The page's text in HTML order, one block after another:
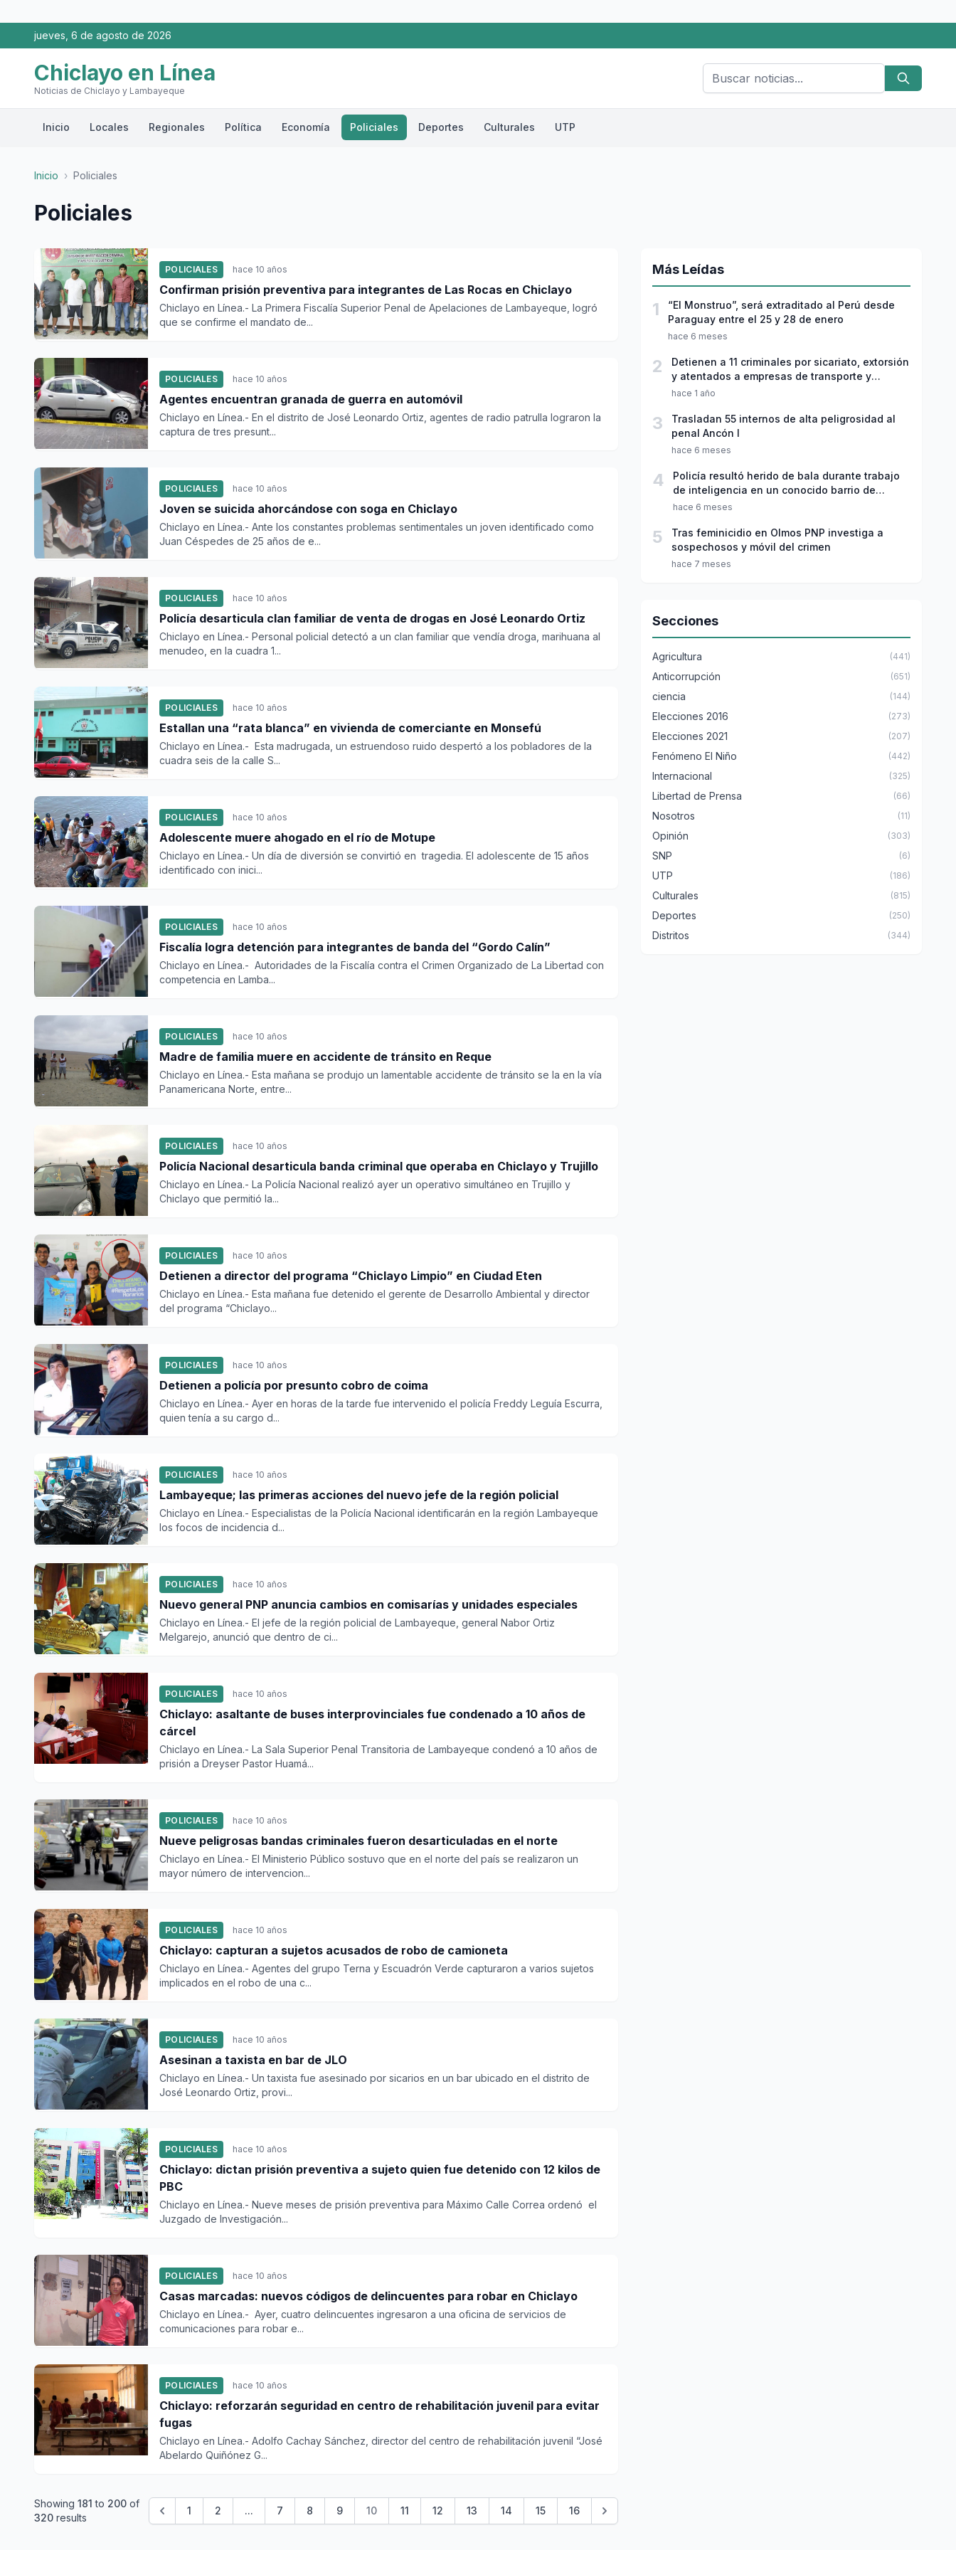
jueves, 6 de agosto de 2026
Chiclayo en Línea
Noticias de Chiclayo y Lambayeque
Inicio Locales Regionales Política Economía Policiales Deportes Culturales UTP
Inicio › Policiales
Policiales
POLICIALES hace 10 años
Confirman prisión preventiva para integrantes de Las Rocas en Chiclayo
Chiclayo en Línea.- La Primera Fiscalía Superior Penal de Apelaciones de Lambayeque, logró
que se confirme el mandato de...
POLICIALES hace 10 años
Agentes encuentran granada de guerra en automóvil
Chiclayo en Línea.- En el distrito de José Leonardo Ortiz, agentes de radio patrulla lograron la
captura de tres presunt...
POLICIALES hace 10 años
Joven se suicida ahorcándose con soga en Chiclayo
Chiclayo en Línea.- Ante los constantes problemas sentimentales un joven identificado como
Juan Céspedes de 25 años de e...
POLICIALES hace 10 años
Policía desarticula clan familiar de venta de drogas en José Leonardo Ortiz
Chiclayo en Línea.- Personal policial detectó a un clan familiar que vendía droga, marihuana al
menudeo, en la cuadra 1...
POLICIALES hace 10 años
Estallan una “rata blanca” en vivienda de comerciante en Monsefú
Chiclayo en Línea.- Esta madrugada, un estruendoso ruido despertó a los pobladores de la
cuadra seis de la calle S...
POLICIALES hace 10 años
Adolescente muere ahogado en el río de Motupe
Chiclayo en Línea.- Un día de diversión se convirtió en tragedia. El adolescente de 15 años
identificado con inici...
POLICIALES hace 10 años
Fiscalía logra detención para integrantes de banda del “Gordo Calín”
Chiclayo en Línea.- Autoridades de la Fiscalía contra el Crimen Organizado de La Libertad con
competencia en Lamba...
POLICIALES hace 10 años
Madre de familia muere en accidente de tránsito en Reque
Chiclayo en Línea.- Esta mañana se produjo un lamentable accidente de tránsito se la en la vía
Panamericana Norte, entre...
POLICIALES hace 10 años
Policía Nacional desarticula banda criminal que operaba en Chiclayo y Trujillo
Chiclayo en Línea.- La Policía Nacional realizó ayer un operativo simultáneo en Trujillo y
Chiclayo que permitió la...
POLICIALES hace 10 años
Detienen a director del programa “Chiclayo Limpio” en Ciudad Eten
Chiclayo en Línea.- Esta mañana fue detenido el gerente de Desarrollo Ambiental y director
del programa “Chiclayo...
POLICIALES hace 10 años
Detienen a policía por presunto cobro de coima
Chiclayo en Línea.- Ayer en horas de la tarde fue intervenido el policía Freddy Leguía Escurra,
quien tenía a su cargo d...
POLICIALES hace 10 años
Lambayeque; las primeras acciones del nuevo jefe de la región policial
Chiclayo en Línea.- Especialistas de la Policía Nacional identificarán en la región Lambayeque
los focos de incidencia d...
POLICIALES hace 10 años
Nuevo general PNP anuncia cambios en comisarías y unidades especiales
Chiclayo en Línea.- El jefe de la región policial de Lambayeque, general Nabor Ortiz
Melgarejo, anunció que dentro de ci...
POLICIALES hace 10 años
Chiclayo: asaltante de buses interprovinciales fue condenado a 10 años de
cárcel
Chiclayo en Línea.- La Sala Superior Penal Transitoria de Lambayeque condenó a 10 años de
prisión a Dreyser Pastor Huamá...
POLICIALES hace 10 años
Nueve peligrosas bandas criminales fueron desarticuladas en el norte
Chiclayo en Línea.- El Ministerio Público sostuvo que en el norte del país se realizaron un
mayor número de intervencion...
POLICIALES hace 10 años
Chiclayo: capturan a sujetos acusados de robo de camioneta
Chiclayo en Línea.- Agentes del grupo Terna y Escuadrón Verde capturaron a varios sujetos
implicados en el robo de una c...
POLICIALES hace 10 años
Asesinan a taxista en bar de JLO
Chiclayo en Línea.- Un taxista fue asesinado por sicarios en un bar ubicado en el distrito de
José Leonardo Ortiz, provi...
POLICIALES hace 10 años
Chiclayo: dictan prisión preventiva a sujeto quien fue detenido con 12 kilos de
PBC
Chiclayo en Línea.- Nueve meses de prisión preventiva para Máximo Calle Correa ordenó el
Juzgado de Investigación...
POLICIALES hace 10 años
Casas marcadas: nuevos códigos de delincuentes para robar en Chiclayo
Chiclayo en Línea.- Ayer, cuatro delincuentes ingresaron a una oficina de servicios de
comunicaciones para robar e...
POLICIALES hace 10 años
Chiclayo: reforzarán seguridad en centro de rehabilitación juvenil para evitar
fugas
Chiclayo en Línea.- Adolfo Cachay Sánchez, director del centro de rehabilitación juvenil “José
Abelardo Quiñónez G...
Showing 181 to 200 of
320 results
1 2 ... 7 8 9 10 11 12 13 14 15 16
Más Leídas
1
“El Monstruo”, será extraditado al Perú desde
Paraguay entre el 25 y 28 de enero
hace 6 meses
2
Detienen a 11 criminales por sicariato, extorsión
y atentados a empresas de transporte y
colegios de Chiclayo y Trujillo
hace 1 año
3
Trasladan 55 internos de alta peligrosidad al
penal Ancón I
hace 6 meses
4
Policía resultó herido de bala durante trabajo
de inteligencia en un conocido barrio de
Chiclayo
hace 6 meses
5
Tras feminicidio en Olmos PNP investiga a
sospechosos y móvil del crimen
hace 7 meses
Secciones
Agricultura (441)
Anticorrupción (651)
ciencia (144)
Elecciones 2016 (273)
Elecciones 2021 (207)
Fenómeno El Niño (442)
Internacional (325)
Libertad de Prensa (66)
Nosotros (11)
Opinión (303)
SNP (6)
UTP (186)
Culturales (815)
Deportes (250)
Distritos (344)